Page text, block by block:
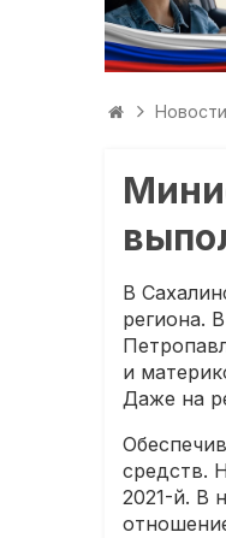
Новости
В
региона.
и
Даже на
средств.
2021-й. В